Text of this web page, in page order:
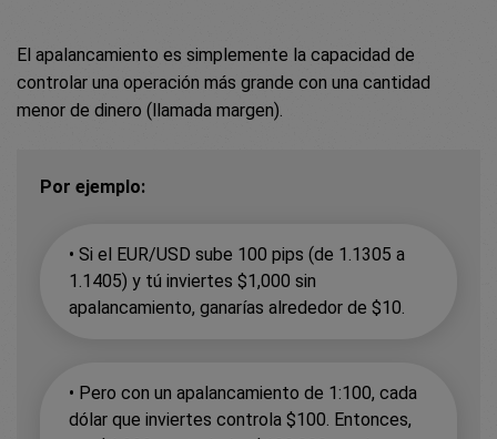
El apalancamiento es simplemente la capacidad de
controlar una operación más grande con una cantidad
menor de dinero (llamada margen).
Por ejemplo:
• Si el EUR/USD sube 100 pips (de 1.1305 a
1.1405) y tú inviertes $1,000 sin
apalancamiento, ganarías alrededor de $10.
• Pero con un apalancamiento de 1:100, cada
dólar que inviertes controla $100. Entonces,